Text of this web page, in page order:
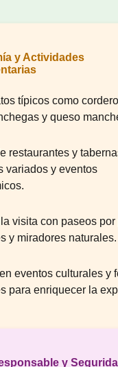
y Actividades
típicos como
y queso
restaurantes y
variados y eventos
visita con paseos
y miradores naturales.
eventos culturales y
para enriquecer la
y